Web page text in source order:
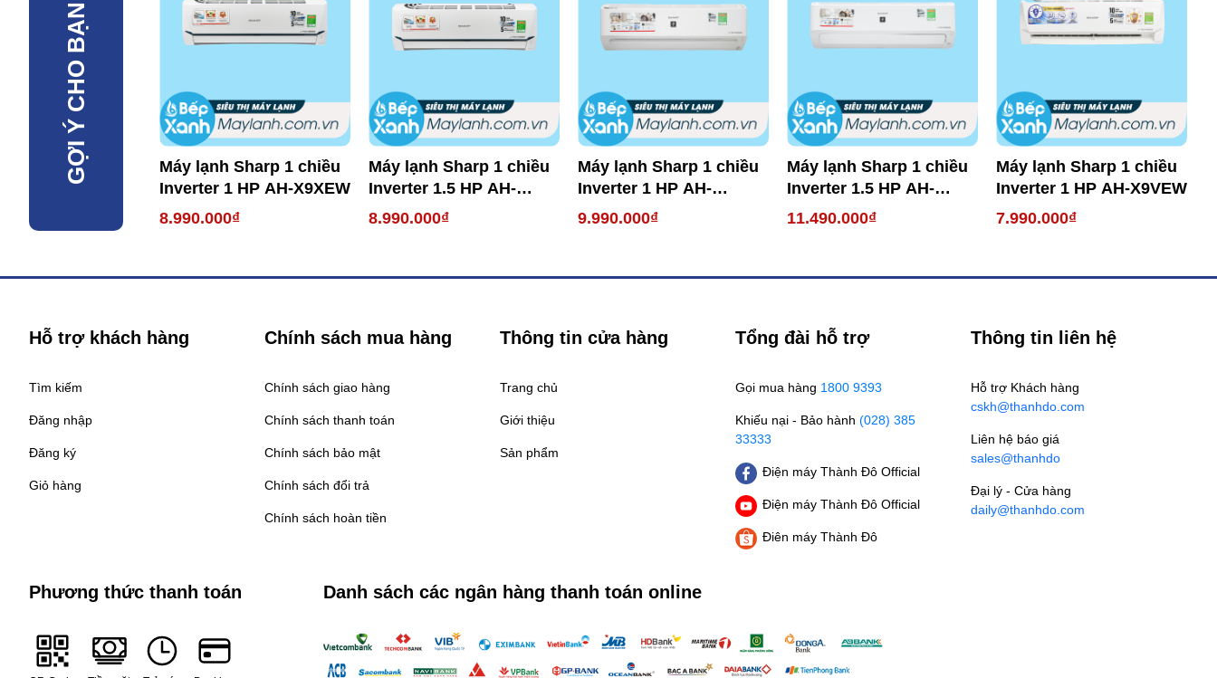
GỢI Ý CHO BẠN
Máy lạnh Sharp 1 chiều
Inverter 1 HP AH-X9XEW
8.990.000₫
Máy lạnh Sharp 1 chiều
Inverter 1.5 HP AH-
X12XEW
8.990.000₫
Máy lạnh Sharp 1 chiều
Inverter 1 HP AH-
XP10YMW
9.990.000₫
Máy lạnh Sharp 1 chiều
Inverter 1.5 HP AH-
XP13YMW
11.490.000₫
Máy lạnh Sharp 1 chiều
Inverter 1 HP AH-X9VEW
7.990.000₫
Hỗ trợ khách hàng
Tìm kiếm
Đăng nhập
Đăng ký
Giỏ hàng
Chính sách mua hàng
Chính sách giao hàng
Chính sách thanh toán
Chính sách bảo mật
Chính sách đổi trả
Chính sách hoàn tiền
Thông tin cửa hàng
Trang chủ
Giới thiệu
Sản phẩm
Tổng đài hỗ trợ
Gọi mua hàng 1800 9393
Khiếu nại - Bảo hành (028) 385
33333
Điện máy Thành Đô Official
Điện máy Thành Đô Official
Điên máy Thành Đô
Thông tin liên hệ
Hỗ trợ Khách hàng
cskh@thanhdo.com
Liên hệ báo giá
sales@thanhdo
Đại lý - Cửa hàng
daily@thanhdo.com
Phương thức thanh toán Danh sách các ngân hàng thanh toán online